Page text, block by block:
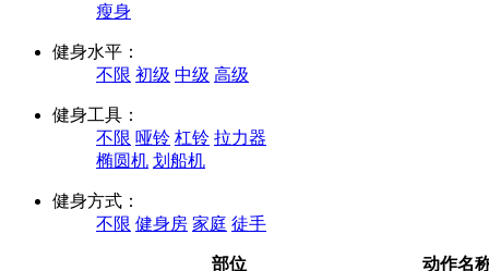
瘦身
健身水平：
不限 初级 中级 高级
健身工具：
不限 哑铃 杠铃 拉力器
椭圆机 划船机
健身方式：
不限 健身房 家庭 徒手
部位 动作名